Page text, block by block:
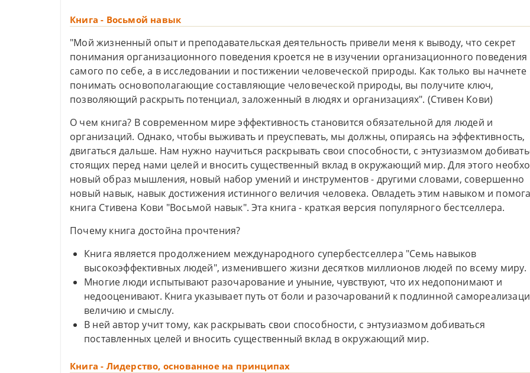
Книга - Восьмой навык
"Мой жизненный опыт и преподавательская деятельность привели меня к выводу, что секрет
понимания организационного поведения кроется не в изучении организационного поведения
самого по себе, а в исследовании и постижении человеческой природы. Как только вы начнете
понимать основополагающие составляющие человеческой природы, вы получите ключ,
позволяющий раскрыть потенциал, заложенный в людях и организациях". (Стивен Кови)
О чем книга? В современном мире эффективность становится обязательной для людей и
организаций. Однако, чтобы выживать и преуспевать, мы должны, опираясь на эффективность,
двигаться дальше. Нам нужно научиться раскрывать свои способности, с энтузиазмом
стоящих перед нами целей и вносить существенный вклад в окружающий мир. Для этого
новый образ мышления, новый набор умений и инструментов - другими словами, совершенно
новый навык, навык достижения истинного величия человека. Овладеть этим навыком и
книга Стивена Кови "Восьмой навык". Эта книга - краткая версия популярного бестселлера.
Почему книга достойна прочтения?
Книга является продолжением международного супербестселлера "Семь навыков
высокоэффективных людей", изменившего жизни десятков миллионов людей по всему миру.
Многие люди испытывают разочарование и уныние, чувствуют, что их недопонимают и
недооценивают. Книга указывает путь от боли и разочарований к подлинной
величию и смыслу.
В ней автор учит тому, как раскрывать свои способности, с энтузиазмом добиваться
поставленных целей и вносить существенный вклад в окружающий мир.
Книга - Лидерство, основанное на принципах